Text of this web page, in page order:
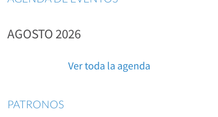
AGOSTO 2026
Ver toda la agenda
PATRONOS